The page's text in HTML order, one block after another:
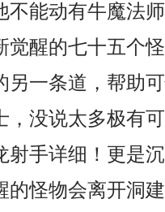
不能动有牛魔法
觉醒的七十五个
另一条道，帮助
，没说太多极有
射手详细！更是
的怪物会离开洞